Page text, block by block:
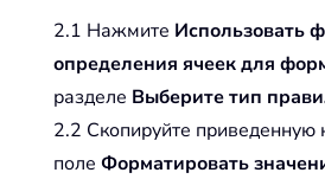
2.1 Нажмите Использовать
определения ячеек для
разделе Выберите тип
2.2 Скопируйте
поле Форматировать